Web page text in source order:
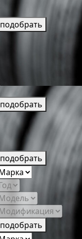
подобрать
подобрать
подобрать
подобрать